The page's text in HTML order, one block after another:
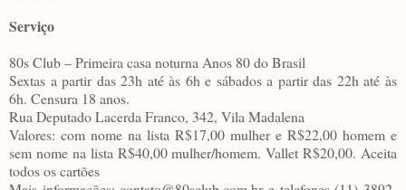
Serviço
80s Club – Primeira casa noturna Anos 80 do Brasil
Sextas a partir das 23h até às 6h e sábados a partir das 22h até às
6h. Censura 18 anos.
Rua Deputado Lacerda Franco, 342, Vila Madalena
Valores: com nome na lista R$17,00 mulher e R$22,00 homem e
sem nome na lista R$40,00 mulher/homem. Vallet R$20,00. Aceita
todos os cartões